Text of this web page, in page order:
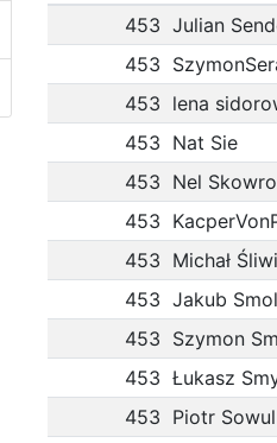
453 Julian
453
453 lena
453 Nat Sie
453 Nel
453
453 Michał
453 Jakub
453 Szymon
453 Łukasz
453 Piotr